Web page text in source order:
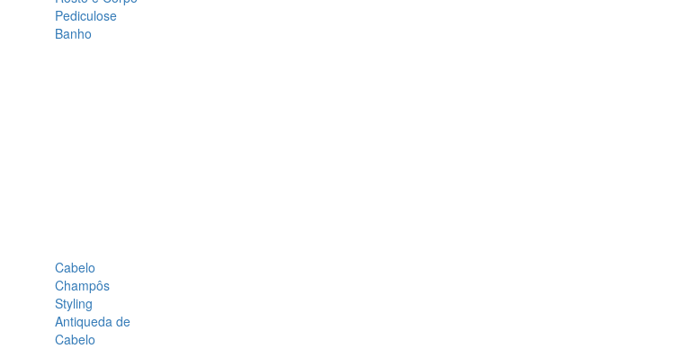
Pediculose
Banho
Cabelo
Champôs
Styling
Antiqueda de
Cabelo